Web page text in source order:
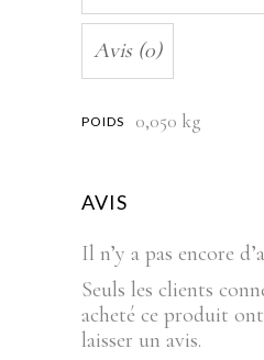
Avis (0)
POIDS 0,050 kg
AVIS
Il n’y a pas encore
Seuls les clients
acheté ce produit
laisser un avis.